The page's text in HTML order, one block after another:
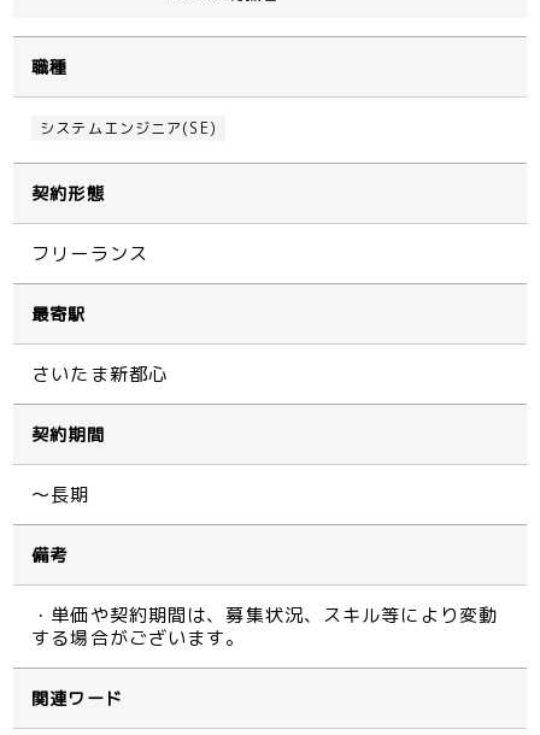
職種
システムエンジニア(SE)
契約形態
フリーランス
最寄駅
さいたま新都心
契約期間
～長期
備考
・単価や契約期間は、募集状況、スキル等により変動
する場合がございます。
関連ワード